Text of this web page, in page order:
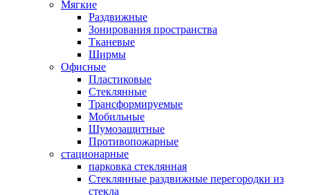
Мягкие
Раздвижные
Зонирования пространства
Тканевые
Ширмы
Офисные
Пластиковые
Стеклянные
Трансформируемые
Мобильные
Шумозащитные
Противопожарные
стационарные
парковка стеклянная
Стеклянные раздвижные перегородки из
стекла